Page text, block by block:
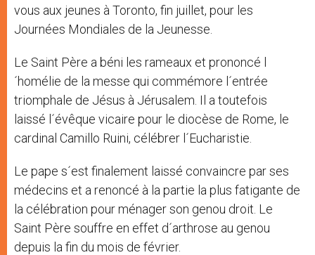
vous aux jeunes à Toronto, fin juillet, pour les
Journées Mondiales de la Jeunesse.
Le Saint Père a béni les rameaux et prononcé l
´homélie de la messe qui commémore l´entrée
triomphale de Jésus à Jérusalem. Il a toutefois
laissé l´évêque vicaire pour le diocèse de Rome, le
cardinal Camillo Ruini, célébrer l´Eucharistie.
Le pape s´est finalement laissé convaincre par ses
médecins et a renoncé à la partie la plus fatigante de
la célébration pour ménager son genou droit. Le
Saint Père souffre en effet d´arthrose au genou
depuis la fin du mois de février.